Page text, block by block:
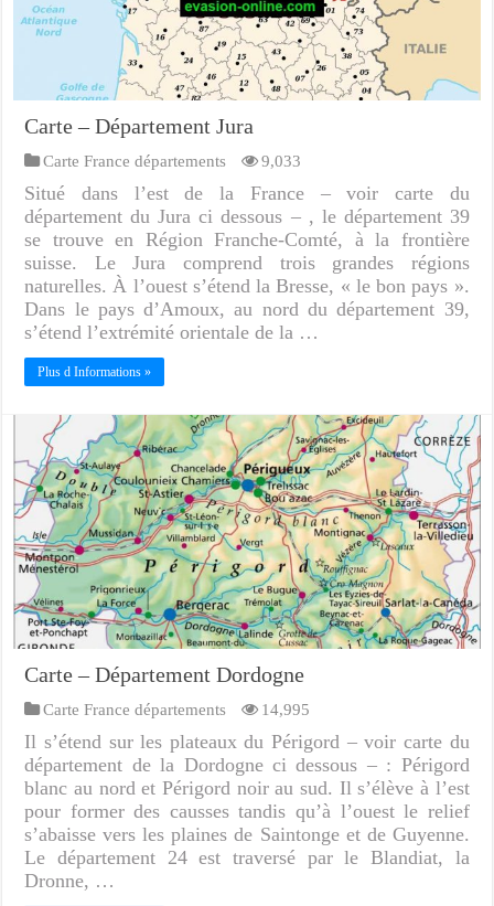
Carte – Département Jura
Carte France départements 9,033
Situé dans l’est de la France – voir carte du
département du Jura ci dessous – , le département 39
se trouve en Région Franche-Comté, à la frontière
suisse. Le Jura comprend trois grandes régions
naturelles. À l’ouest s’étend la Bresse, « le bon pays ».
Dans le pays d’Amoux, au nord du département 39,
s’étend l’extrémité orientale de la …
Plus d Informations »
Carte – Département Dordogne
Carte France départements 14,995
Il s’étend sur les plateaux du Périgord – voir carte du
département de la Dordogne ci dessous – : Périgord
blanc au nord et Périgord noir au sud. Il s’élève à l’est
pour former des causses tandis qu’à l’ouest le relief
s’abaisse vers les plaines de Saintonge et de Guyenne.
Le département 24 est traversé par le Blandiat, la
Dronne, …